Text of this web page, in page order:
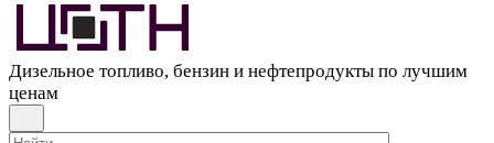
Дизельное топливо, бензин и нефтепродукты по лучшим
ценам